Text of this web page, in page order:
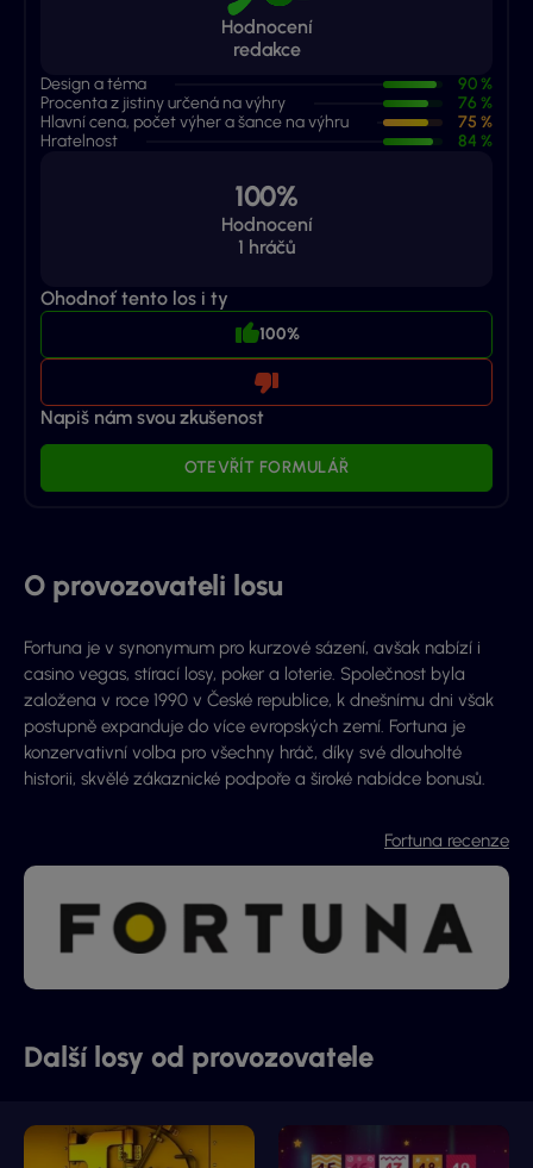
Hodnocení
redakce
Design a téma
90 %
Procenta z jistiny určená na výhry
76 %
Hlavní cena, počet výher a šance na výhru
75 %
Hratelnost
84 %
100%
Hodnocení
1 hráčů
Ohodnoť tento los i ty
100%
Napiš nám svou zkušenost
OTEVŘÍT FORMULÁŘ
O provozovateli losu
Fortuna je v synonymum pro kurzové sázení, avšak nabízí i
casino vegas, stírací losy, poker a loterie. Společnost byla
založena v roce 1990 v České republice, k dnešnímu dni však
postupně expanduje do více evropských zemí. Fortuna je
konzervativní volba pro všechny hráč, díky své dlouholté
historii, skvělé zákaznické podpoře a široké nabídce bonusů.
Fortuna recenze
Další losy od provozovatele